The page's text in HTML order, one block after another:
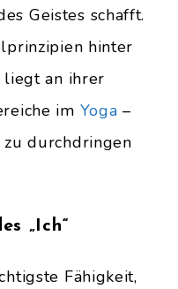
Geistes schafft.
hinter
liegt an ihrer
im Yoga –
zu durchdringen
„Ich“
Fähigkeit,